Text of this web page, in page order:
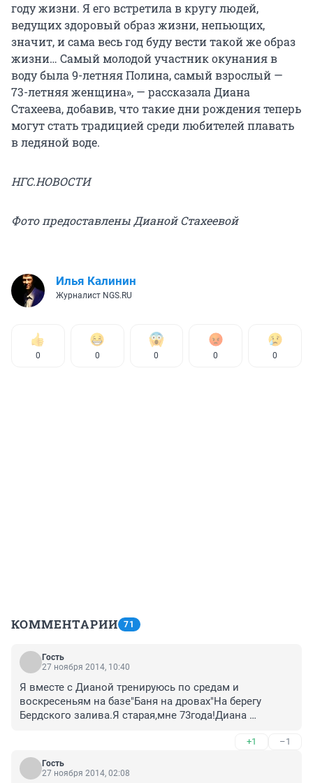
году жизни. Я его встретила в кругу людей,
ведущих здоровый образ жизни, непьющих,
значит, и сама весь год буду вести такой же образ
жизни… Самый молодой участник окунания в
воду была 9-летняя Полина, самый взрослый —
73-летняя женщина», — рассказала Диана
Стахеева, добавив, что такие дни рождения теперь
могут стать традицией среди любителей плавать
в ледяной воде.
НГС.НОВОСТИ
Фото предоставлены Дианой Стахеевой
Илья Калинин
Журналист NGS.RU
0 0 0 0 0
КОММЕНТАРИИ 71
Гость
27 ноября 2014, 10:40
Я вместе с Дианой тренируюсь по средам и
воскресеньям на базе"Баня на дровах"На берегу
Бердского залива.Я старая,мне 73года!Диана
зазнайка,не воображала.Очень мягкая,добрая
девушка,образованная,культурная,целеустремлённая!!
! Занимается аквайсом один год,и уже добилась
+1 –1
Гость
27 ноября 2014, 02:08